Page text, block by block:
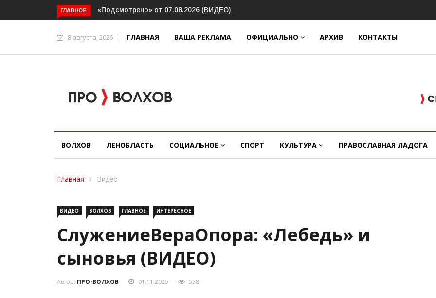
ГЛАВНОЕ
от 07.08.2026 (ВИДЕО)Волховский шлюз отметил вековой
юбилей
8 августа, 2026 ГЛАВНАЯ ВАША РЕКЛАМА ОФИЦИАЛЬНО АРХИВ КОНТАКТЫ
ВОЛХОВ ЛЕНОБЛАСТЬ СОЦИАЛЬНОЕ СПОРТ КУЛЬТУРА ПРАВОСЛАВНАЯ ЛАДОГА
Главная Видео
ВИДЕО ВОЛХОВ ГЛАВНОЕ ИНТЕРЕСНОЕ
СлужениеВераОпора: «Лебедь» и
сыновья (ВИДЕО)
Автор: ПРО-ВОЛХОВ 01.11.2025 558